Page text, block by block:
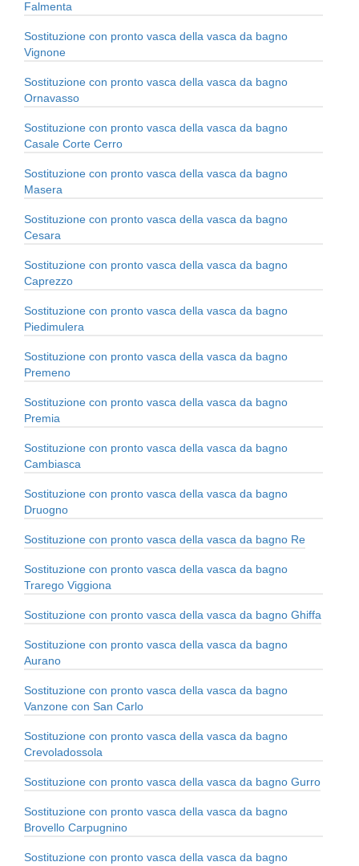
Falmenta
Sostituzione con pronto vasca della vasca da bagno
Vignone
Sostituzione con pronto vasca della vasca da bagno
Ornavasso
Sostituzione con pronto vasca della vasca da bagno
Casale Corte Cerro
Sostituzione con pronto vasca della vasca da bagno
Masera
Sostituzione con pronto vasca della vasca da bagno
Cesara
Sostituzione con pronto vasca della vasca da bagno
Caprezzo
Sostituzione con pronto vasca della vasca da bagno
Piedimulera
Sostituzione con pronto vasca della vasca da bagno
Premeno
Sostituzione con pronto vasca della vasca da bagno
Premia
Sostituzione con pronto vasca della vasca da bagno
Cambiasca
Sostituzione con pronto vasca della vasca da bagno
Druogno
Sostituzione con pronto vasca della vasca da bagno Re
Sostituzione con pronto vasca della vasca da bagno
Trarego Viggiona
Sostituzione con pronto vasca della vasca da bagno Ghiffa
Sostituzione con pronto vasca della vasca da bagno
Aurano
Sostituzione con pronto vasca della vasca da bagno
Vanzone con San Carlo
Sostituzione con pronto vasca della vasca da bagno
Crevoladossola
Sostituzione con pronto vasca della vasca da bagno Gurro
Sostituzione con pronto vasca della vasca da bagno
Brovello Carpugnino
Sostituzione con pronto vasca della vasca da bagno